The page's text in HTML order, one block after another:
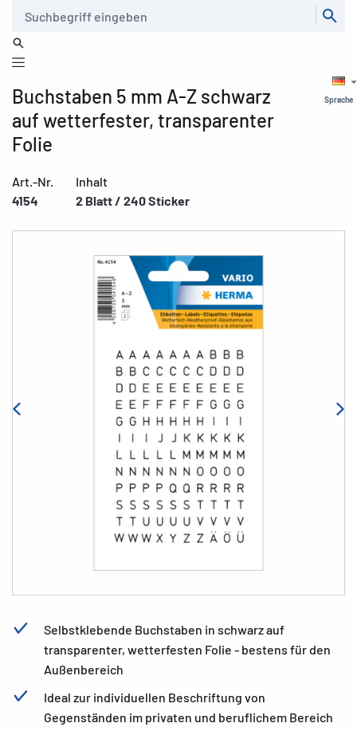
Sprache
Buchstaben 5 mm A-Z schwarz
auf wetterfester, transparenter
Folie
Art.-Nr.
4154
Inhalt
2 Blatt / 240 Sticker
Selbstklebende Buchstaben in schwarz auf
transparenter, wetterfesten Folie - bestens für den
Außenbereich
Ideal zur individuellen Beschriftung von
Gegenständen im privaten und beruflichem Bereich